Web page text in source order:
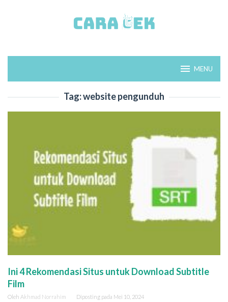
MENU
Tag:website pengunduh
Ini 4 Rekomendasi Situs untuk Download Subtitle
Film
Oleh Akhmad Norrahim Diposting pada Mei 10, 2024